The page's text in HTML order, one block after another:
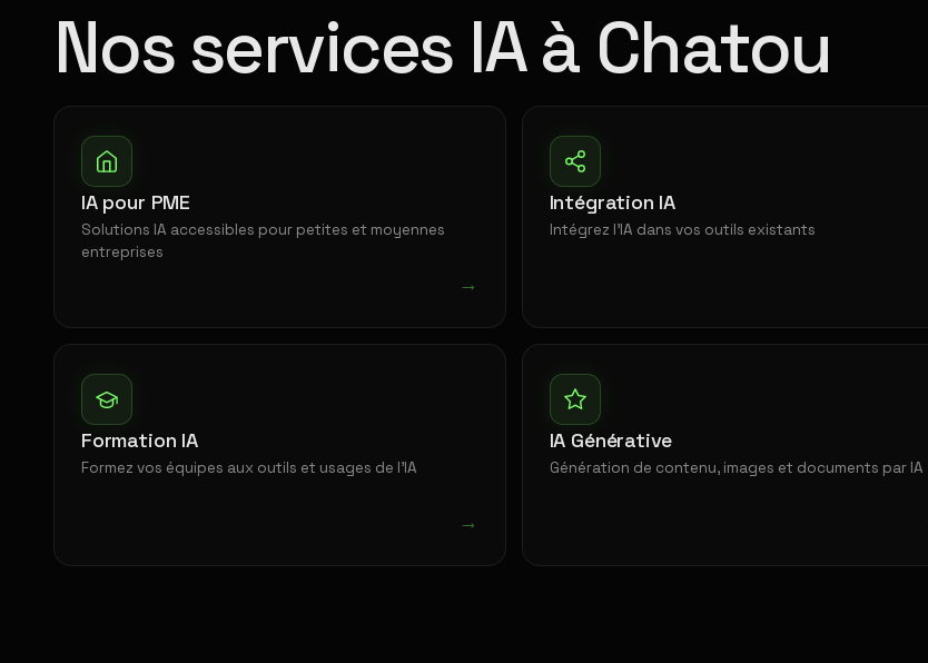
Nos services IA à Chatou
IA pour PME
Solutions IA accessibles pour petites et moyennes
entreprises
→
Intégration IA
Intégrez l'IA dans vos outils existants
Formation IA
Formez vos équipes aux outils et usages de l'IA
→
IA Générative
Génération de contenu, images et documents par IA